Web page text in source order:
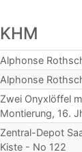
KHM
Alphonse
Alphonse
Zwei Onyxlöffel
Montierung, 16.
Zentral-Depot
Kiste - No 122